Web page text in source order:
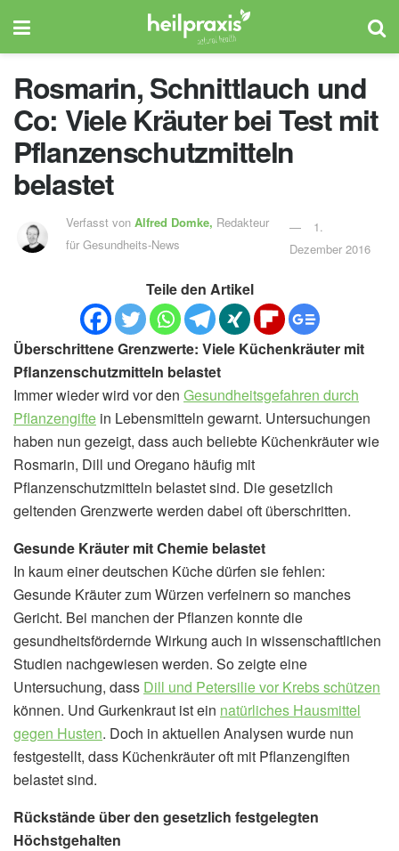
Rosmarin, Schnittlauch und
Co: Viele Kräuter bei Test mit
Pflanzenschutzmitteln
belastet
Verfasst vonAlfred Domke, Redakteur
für Gesundheits-News
1.
Dezember 2016
Teile den Artikel
Überschrittene Grenzwerte: Viele Küchenkräuter mit
Pflanzenschutzmitteln belastet
Immer wieder wird vor den Gesundheitsgefahren durch
Pflanzengifte in Lebensmitteln gewarnt. Untersuchungen
haben nun gezeigt, dass auch beliebte Küchenkräuter wie
Rosmarin, Dill und Oregano häufig mit
Pflanzenschutzmitteln belastet sind. Die gesetzlich
geltenden Grenzwerte werden dabei oft überschritten.
Gesunde Kräuter mit Chemie belastet
In kaum einer deutschen Küche dürfen sie fehlen:
Gesunde Kräuter zum Würzen verfeinern so manches
Gericht. Bei manchen der Pflanzen konnte die
gesundheitsfördernde Wirkung auch in wissenschaftlichen
Studien nachgewiesen werden. So zeigte eine
Untersuchung, dass Dill und Petersilie vor Krebs schützen
können. Und Gurkenkraut ist ein natürliches Hausmittel
gegen Husten. Doch in aktuellen Analysen wurde nun
festgestellt, dass Küchenkräuter oft mit Pflanzengiften
belastet sind.
Rückstände über den gesetzlich festgelegten
Höchstgehalten